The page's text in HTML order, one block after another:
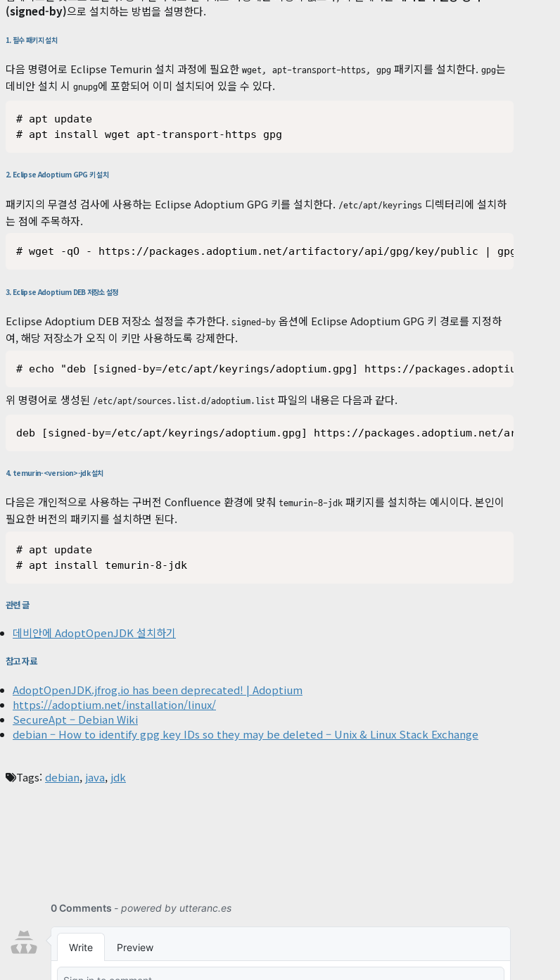
(signed-by)으로 설치하는 방법을 설명한다.
1. 필수 패키지 설치
다음 명령어로 Eclipse Temurin 설치 과정에 필요한 wget, apt-transport-https, gpg 패키지를 설치한다. gpg는
데비안 설치 시 gnupg에 포함되어 이미 설치되어 있을 수 있다.
# apt update
# apt install wget apt-transport-https gpg
2. Eclipse Adoptium GPG 키 설치
패키지의 무결성 검사에 사용하는 Eclipse Adoptium GPG 키를 설치한다. /etc/apt/keyrings 디렉터리에 설치하
는 점에 주목하자.
# wget -qO - https://packages.adoptium.net/artifactory/api/gpg/key/public | gpg --
3. Eclipse Adoptium DEB 저장소 설정
Eclipse Adoptium DEB 저장소 설정을 추가한다. signed-by 옵션에 Eclipse Adoptium GPG 키 경로를 지정하
여, 해당 저장소가 오직 이 키만 사용하도록 강제한다.
# echo "deb [signed-by=/etc/apt/keyrings/adoptium.gpg] https://
위 명령어로 생성된 /etc/apt/sources.list.d/adoptium.list 파일의 내용은 다음과 같다.
deb [signed-by=/etc/apt/keyrings/adoptium.gpg] https://packages.adoptium.net/
4. temurin-<version>-jdk 설치
다음은 개인적으로 사용하는 구버전 Confluence 환경에 맞춰 temurin-8-jdk 패키지를 설치하는 예시이다. 본인이
필요한 버전의 패키지를 설치하면 된다.
# apt update
# apt install temurin-8-jdk
관련 글
데비안에 AdoptOpenJDK 설치하기
참고 자료
AdoptOpenJDK.jfrog.io has been deprecated! | Adoptium
https://adoptium.net/installation/linux/
SecureApt – Debian Wiki
debian – How to identify gpg key IDs so they may be deleted – Unix & Linux Stack Exchange
Tags: debian, java, jdk